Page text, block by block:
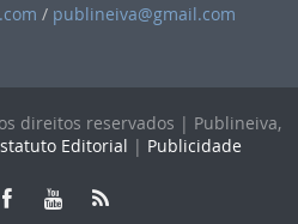
/ publineiva@gmail.com
direitos reservados | Publineiva,
Editorial | Publicidade